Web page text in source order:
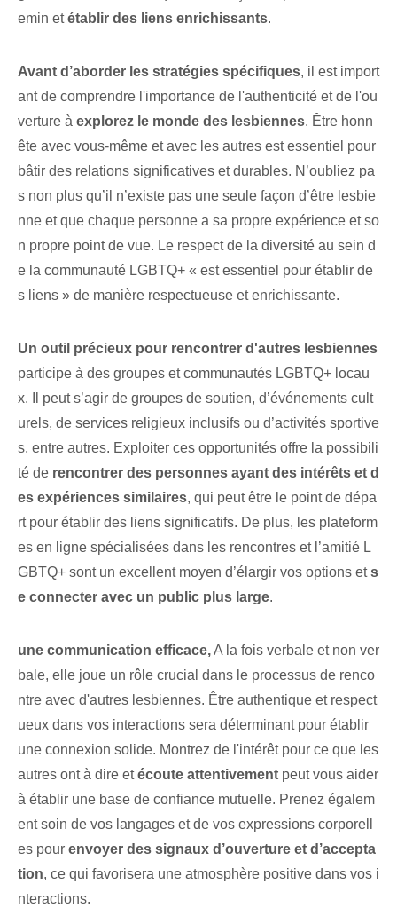
emin etétablir des liens enrichissants.
Avant d’aborder les stratégies spécifiques⁤, il est import
ant de comprendre l'importance de l'authenticité et de l'ou
verture à explorez le monde des lesbiennes. Être honn
ête avec vous-même et avec les autres est essentiel pour
bâtir des relations significatives et durables. N’oubliez pa
s non plus qu’il n’existe pas une seule façon d’être lesbie
nne et que chaque personne a sa propre expérience et so
n propre point de vue. Le respect de la diversité au sein d
e la communauté LGBTQ+ « est essentiel pour établir de
s liens » de manière respectueuse et enrichissante.
Un outil précieux pour rencontrer d'autres lesbiennes
participe⁢ à des groupes et communautés LGBTQ+ locau
x. Il peut s’agir de groupes de soutien, d’événements cult
urels, de services religieux inclusifs ou d’activités sportive
s, entre autres. ⁤Exploiter⁤ ces opportunités offre⁢ la possibili
té de rencontrer des personnes ayant⁢ des intérêts et⁣ d
es expériences similaires, qui peut être le point de dépa
rt pour établir des liens significatifs. De plus, les plateform
es en ligne spécialisées dans les rencontres et l’amitié L
GBTQ+ sont un excellent moyen d’élargir vos options ets
e connecter avec un public plus large.
une communication efficace,A la fois verbale et non ver
bale, elle joue un rôle crucial dans le processus de renco
ntre avec d'autres lesbiennes. Être authentique et respect
ueux dans vos interactions sera déterminant pour établir
une connexion solide. Montrez de l'intérêt pour ce que les
autres ont à dire etécoute attentivement peut vous aider
à établir une base de confiance mutuelle. Prenez égalem
ent soin de vos langages et de vos expressions corporell
es pour envoyer des signaux d’ouverture et d’accepta
tion, ce qui favorisera une atmosphère positive dans vos i
nteractions.